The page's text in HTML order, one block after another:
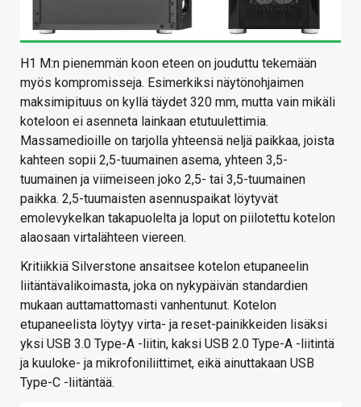
H1 M:n pienemmän koon eteen on jouduttu tekemään
myös kompromisseja. Esimerkiksi näytönohjaimen
maksimipituus on kyllä täydet 320 mm, mutta vain mikäli
koteloon ei asenneta lainkaan etutuulettimia.
Massamedioille on tarjolla yhteensä neljä paikkaa, joista
kahteen sopii 2,5-tuumainen asema, yhteen 3,5-
tuumainen ja viimeiseen joko 2,5- tai 3,5-tuumainen
paikka. 2,5-tuumaisten asennuspaikat löytyvät
emolevykelkan takapuolelta ja loput on piilotettu kotelon
alaosaan virtalähteen viereen.
Kritiikkiä Silverstone ansaitsee kotelon etupaneelin
liitäntävalikoimasta, joka on nykypäivän standardien
mukaan auttamattomasti vanhentunut. Kotelon
etupaneelista löytyy virta- ja reset-painikkeiden lisäksi
yksi USB 3.0 Type-A -liitin, kaksi USB 2.0 Type-A -liitintä
ja kuuloke- ja mikrofoniliittimet, eikä ainuttakaan USB
Type-C -liitäntää.